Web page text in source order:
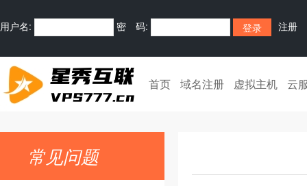
用户名: 密 码: 注册
首页 域名注册 虚拟主机 云
常见问题